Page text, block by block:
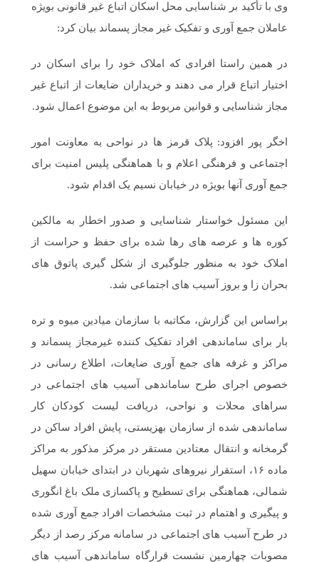
وی با تأکید بر شناسایی محل اسکان اتباع غیر قانونی بویژه
عاملان جمع آوری و تفکیک غیر مجاز پسماند بیان کرد:
در همین راستا افرادی که املاک خود را برای اسکان در
اختیار اتباع قرار می دهند و خریداران ضایعات از اتباع غیر
مجاز شناسایی و قوانین مربوط به این موضوع اعمال شود.
اخگر پور افزود: پلاک قرمز ها در نواحی به معاونت امور
اجتماعی و فرهنگی اعلام و با هماهنگی پلیس امنیت برای
جمع آوری آنها بویژه در خیابان نسیم یک اقدام شود.
این مسئول خواستار شناسایی و صدور اخطار به مالکین
کوره ها و عرصه های رها شده برای حفظ و حراست از
املاک خود به منظور جلوگیری از شکل گیری پاتوق های
بحران زا و بروز آسیب های اجتماعی شد.
براساس این گزارش، مکاتبه با سازمان میادین میوه و تره
بار برای ساماندهی افراد تفکیک کننده غیرمجاز پسماند و
مراکز و غرفه های جمع آوری ضایعات، اطلاع رسانی در
خصوص اجرای طرح ساماندهی آسیب های اجتماعی در
سراهای محلات و نواحی، دریافت لیست کودکان کار
ساماندهی شده از سازمان بهزیستی، پایش افراد ساکن در
گرمخانه و انتقال معتادین مستقر در مرکز مذکور به مراکز
ماده ۱۶، استقرار نیروهای شهربان در ابتدای خیابان سهیل
شمالی، هماهنگی برای تسطیح و پاکسازی ملک باغ انگوری
و پیگیری و اهتمام در ثبت مشخصات افراد جمع آوری شده
در طرح آسیب های اجتماعی در سامانه مرکز رصد از دیگر
مصوبات چهارمین نشست قرارگاه ساماندهی آسیب های